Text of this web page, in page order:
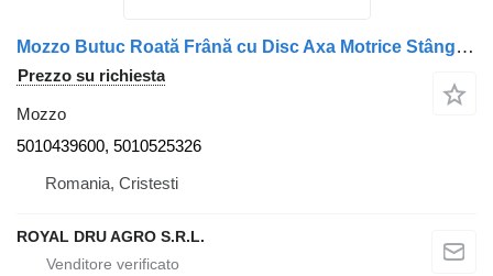
Mozzo Butuc Roată Frână cu Disc Axa Motrice Stânga 5010439600 per camion Renault 5010439600 5010525326
Prezzo su richiesta
Mozzo
5010439600, 5010525326
Romania, Cristesti
ROYAL DRU AGRO S.R.L.